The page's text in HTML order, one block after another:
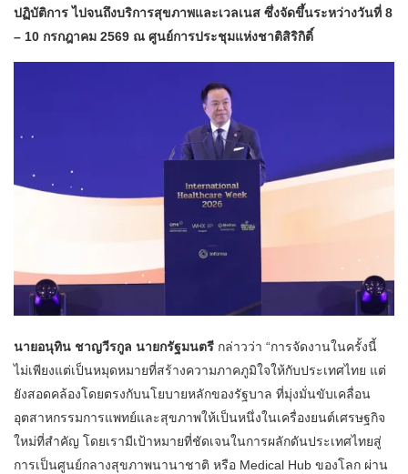
ปฏิบัติการ ไปจนถึงบริการสุขภาพและเวลเนส ซึ่งจัดขึ้นระหว่างวันที่ 8
– 10 กรกฎาคม 2569 ณ ศูนย์การประชุมแห่งชาติสิริกิติ์
นายอนุทิน ชาญวีรกูล นายกรัฐมนตรี กล่าวว่า “การจัดงานในครั้งนี้
ไม่เพียงแต่เป็นหมุดหมายที่สร้างความภาคภูมิใจให้กับประเทศไทย แต่
ยังสอดคล้องโดยตรงกับนโยบายหลักของรัฐบาล ที่มุ่งมั่นขับเคลื่อน
อุตสาหกรรมการแพทย์และสุขภาพให้เป็นหนึ่งในเครื่องยนต์เศรษฐกิจ
ใหม่ที่สำคัญ โดยเรามีเป้าหมายที่ชัดเจนในการผลักดันประเทศไทยสู่
การเป็นศูนย์กลางสุขภาพนานาชาติ หรือ Medical Hub ของโลก ผ่าน